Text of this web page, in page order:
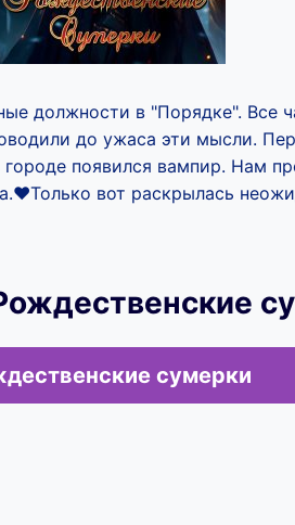
должности в "Порядке". Все
до ужаса эти мысли.
появился вампир. Нам
вот раскрылась
сумерки